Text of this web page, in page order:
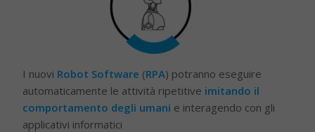
I nuovi Robot Software (RPA) potranno eseguire
automaticamente le attività ripetitive imitando il
comportamento degli umani e interagendo con gli
applicativi informatici